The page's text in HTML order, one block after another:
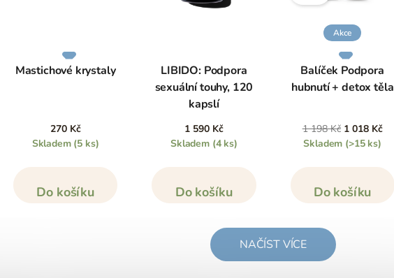
Mastichové krystaly
270 Kč
Skladem (5 ks)
Do košíku
LIBIDO: Podpora
sexuální touhy, 120
kapslí
1 590 Kč
Skladem (4 ks)
Do košíku
Akce
Balíček Podpora
hubnutí + detox těla
1 198 Kč 1 018 Kč
Skladem (>15 ks)
Do košíku
NAČÍST VÍCE